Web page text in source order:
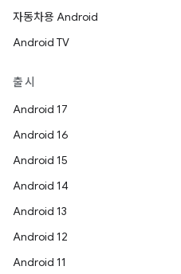
자동차용 Android
Android TV
출시
Android 17
Android 16
Android 15
Android 14
Android 13
Android 12
Android 11